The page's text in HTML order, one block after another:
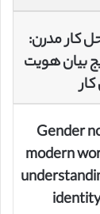
کار مدرن:
بیان هویت
Gender
modern